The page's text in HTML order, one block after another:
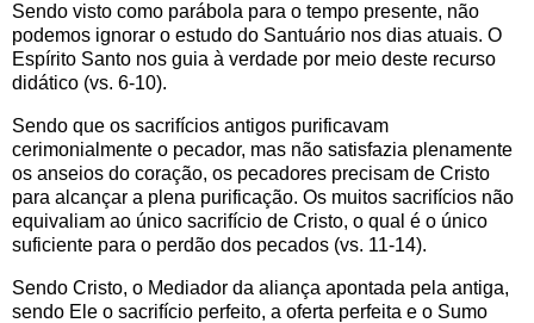
Sendo visto como parábola para o tempo presente, não
podemos ignorar o estudo do Santuário nos dias atuais. O
Espírito Santo nos guia à verdade por meio deste recurso
didático (vs. 6-10).
Sendo que os sacrifícios antigos purificavam
cerimonialmente o pecador, mas não satisfazia plenamente
os anseios do coração, os pecadores precisam de Cristo
para alcançar a plena purificação. Os muitos sacrifícios não
equivaliam ao único sacrifício de Cristo, o qual é o único
suficiente para o perdão dos pecados (vs. 11-14).
Sendo Cristo, o Mediador da aliança apontada pela antiga,
sendo Ele o sacrifício perfeito, a oferta perfeita e o Sumo